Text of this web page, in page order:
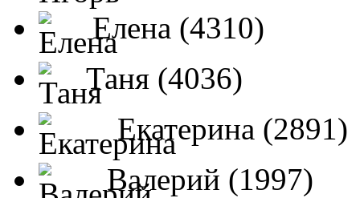
Елена (4310)
Таня (4036)
Екатерина (2891)
Валерий (1997)